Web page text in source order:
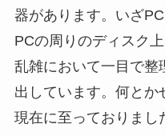
器があります。いざ
PCの周りのディスク
乱雑において一目で整
出しています。何とか
現在に至っておりまし